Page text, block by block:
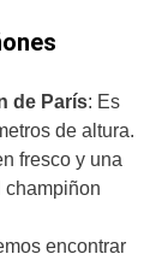
de París: Es
de altura.
fresco y una
champiñon
encontrar